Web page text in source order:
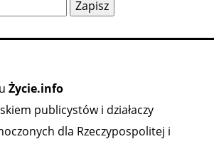
Życie.info
publicystów i działaczy
dla Rzeczypospolitej i